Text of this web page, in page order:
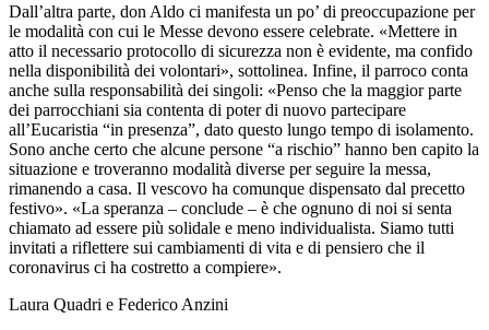
Dall’altra parte, don Aldo ci manifesta un po’ di preoccupazione per
le modalità con cui le Messe devono essere celebrate. «Mettere in
atto il necessario protocollo di sicurezza non è evidente, ma confido
nella disponibilità dei volontari», sottolinea. Infine, il parroco conta
anche sulla responsabilità dei singoli: «Penso che la maggior parte
dei parrocchiani sia contenta di poter di nuovo partecipare
all’Eucaristia “in presenza”, dato questo lungo tempo di isolamento.
Sono anche certo che alcune persone “a rischio” hanno ben capito la
situazione e troveranno modalità diverse per seguire la messa,
rimanendo a casa. Il vescovo ha comunque dispensato dal precetto
festivo». «La speranza – conclude – è che ognuno di noi si senta
chiamato ad essere più solidale e meno individualista. Siamo tutti
invitati a riflettere sui cambiamenti di vita e di pensiero che il
coronavirus ci ha costretto a compiere».
Laura Quadri e Federico Anzini